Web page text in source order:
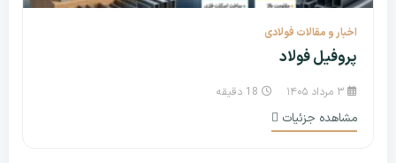
اخبار و مقالات فولادی
پروفیل فولاد
مشاهده جزئیات